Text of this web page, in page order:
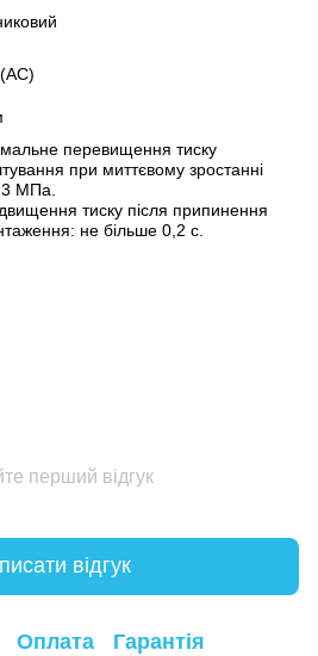
перевищення тиску
при миттєвому зростанні
3 МПа.
тиску після припинення
не більше 0,2 с.
перший відгук
відгук
Оплата Гарантія